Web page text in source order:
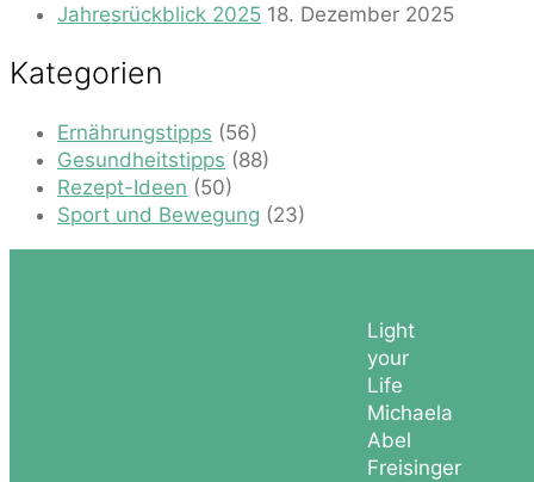
Jahresrückblick 2025 18. Dezember 2025
Kategorien
Ernährungstipps (56)
Gesundheitstipps (88)
Rezept-Ideen (50)
Sport und Bewegung (23)
Light
your
Life
Michaela
Abel
Freisinger